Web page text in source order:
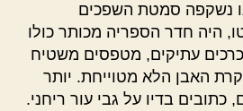
נשקפה סמטת השפכים
היה חדר הספריה מכותר כולו
עתיקים, מטפסים משטיח
האבן הלא מטוייחת. יותר
כתובים בדיו על גבי עור ריחני.